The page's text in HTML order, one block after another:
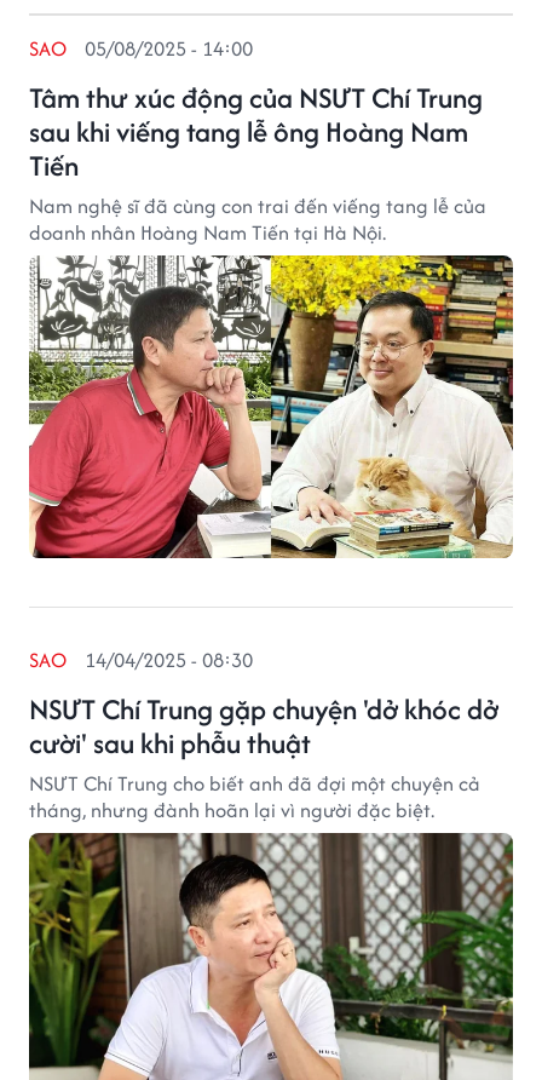
Tâm thư xúc động của NSƯT Chí Trung
sau khi viếng tang lễ ông Hoàng Nam
Tiến
SAO 05/08/2025 - 14:00
Nam nghệ sĩ đã cùng con trai đến viếng tang lễ của
doanh nhân Hoàng Nam Tiến tại Hà Nội.
NSƯT Chí Trung gặp chuyện 'dở khóc dở
cười' sau khi phẫu thuật
SAO 14/04/2025 - 08:30
NSƯT Chí Trung cho biết anh đã đợi một chuyện cả
tháng, nhưng đành hoãn lại vì người đặc biệt.